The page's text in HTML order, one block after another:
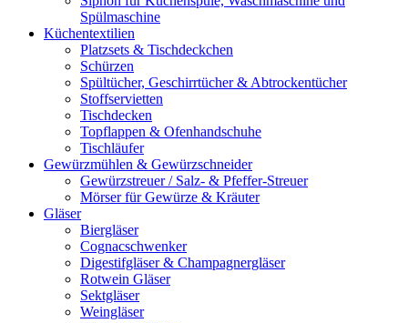
Spülmaschine
Küchentextilien
Platzsets & Tischdeckchen
Schürzen
Spültücher, Geschirrtücher & Abtrockentücher
Stoffservietten
Tischdecken
Topflappen & Ofenhandschuhe
Tischläufer
Gewürzmühlen & Gewürzschneider
Gewürzstreuer / Salz- & Pfeffer-Streuer
Mörser für Gewürze & Kräuter
Gläser
Biergläser
Cognacschwenker
Digestifgläser & Champagnergläser
Rotwein Gläser
Sektgläser
Weingläser